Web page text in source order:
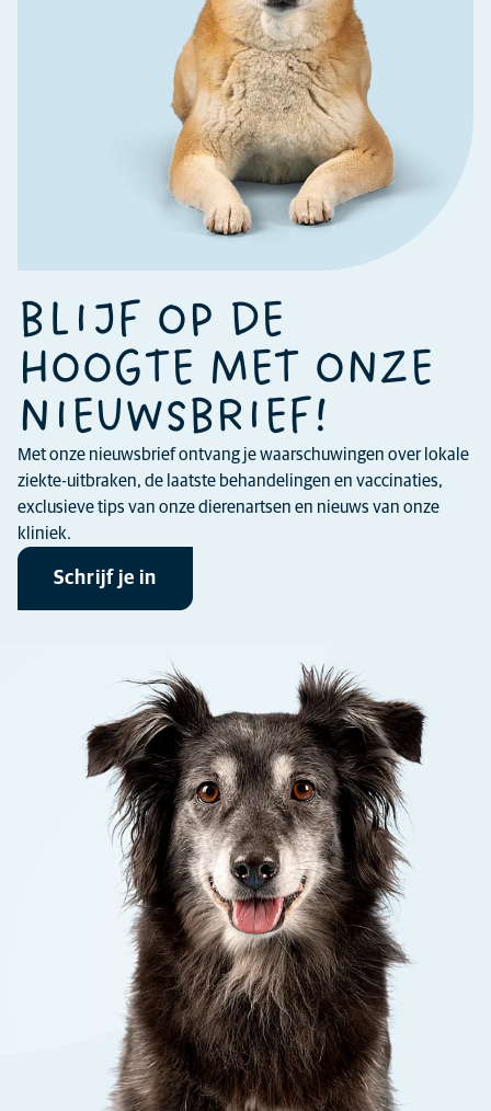
BLIJF OP DE
HOOGTE MET ONZE
NIEUWSBRIEF!
Met onze nieuwsbrief ontvang je waarschuwingen over lokale
ziekte-uitbraken, de laatste behandelingen en vaccinaties,
exclusieve tips van onze dierenartsen en nieuws van onze
kliniek.
Schrijf je in